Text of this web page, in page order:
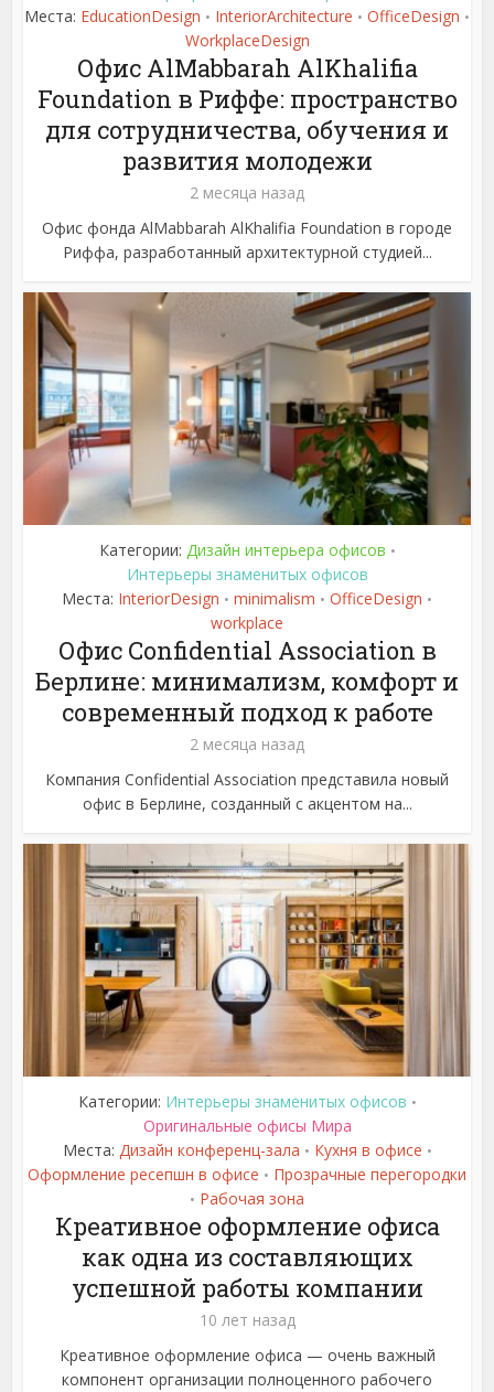
Места: EducationDesign • InteriorArchitecture • OfficeDesign •
WorkplaceDesign
Офис AlMabbarah AlKhalifia
Foundation в Риффе: пространство
для сотрудничества, обучения и
развития молодежи
2 месяца назад
Офис фонда AlMabbarah AlKhalifia Foundation в городе
Риффа, разработанный архитектурной студией...
Категории: Дизайн интерьера офисов •
Интерьеры знаменитых офисов
Места: InteriorDesign • minimalism • OfficeDesign •
workplace
Офис Confidential Association в
Берлине: минимализм, комфорт и
современный подход к работе
2 месяца назад
Компания Confidential Association представила новый
офис в Берлине, созданный с акцентом на...
Категории: Интерьеры знаменитых офисов •
Оригинальные офисы Мира
Места: Дизайн конференц-зала • Кухня в офисе •
Оформление ресепшн в офисе • Прозрачные перегородки
• Рабочая зона
Креативное оформление офиса
как одна из составляющих
успешной работы компании
10 лет назад
Креативное оформление офиса — очень важный
компонент организации полноценного рабочего